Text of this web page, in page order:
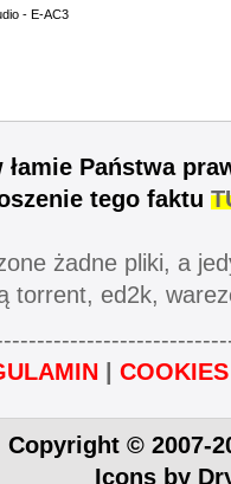
- E-AC3
Państwa
tego faktu
żadne pliki, a
torrent, ed2k,
COOKIES
Copyright © 2007-
Icons by